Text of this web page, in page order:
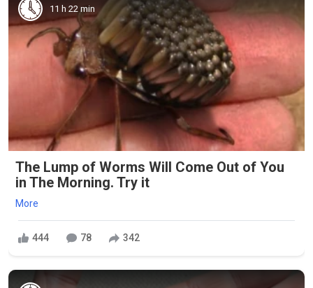
11 h 22 min
The Lump of Worms Will Come Out of You
in The Morning. Try it
More
444 78 342